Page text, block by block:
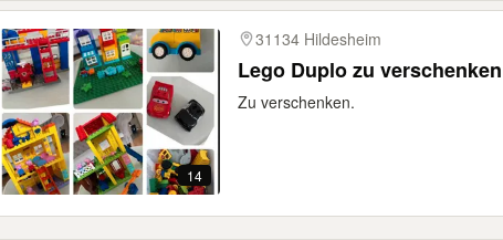
14
31134 Hildesheim
Lego Duplo zu verschenken
Zu verschenken.